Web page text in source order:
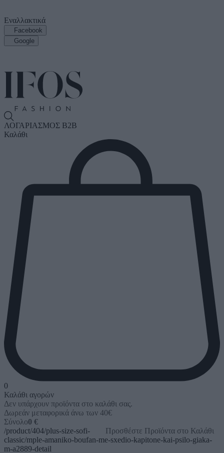
Εναλλακτικά
Facebook
Google
ΛΟΓΑΡΙΑΣΜΟΣ B2B
Καλάθι
0
Καλάθι αγορών
Δεν υπάρχουν προϊόντα στο καλάθι σας.
Δωρεάν μεταφορικά άνω των 40€
Σύνολο0 €
Προσθέστε Προϊόντα στο Καλάθι
/product/404/plus-size-sofi-
classic/mple-amaniko-boufan-me-sxedio-kapitone-kai-psilo-giaka-
m-a2889-detail